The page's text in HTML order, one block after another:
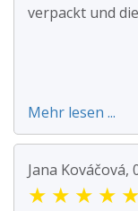
verpackt und
Mehr lesen ...
Jana Kováčová,
★ ★ ★ ★ ★